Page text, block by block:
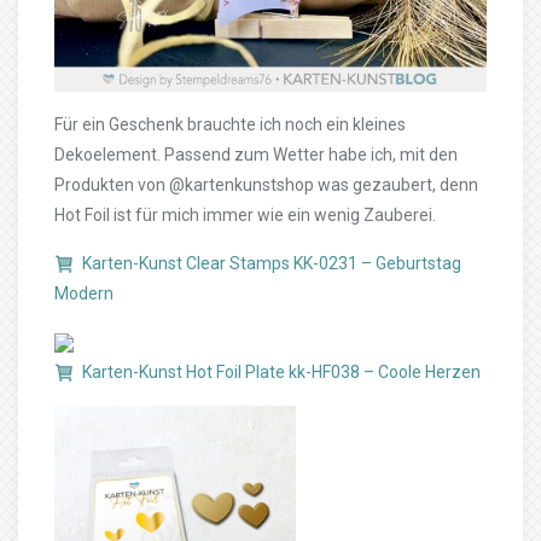
Für ein Geschenk brauchte ich noch ein kleines
Dekoelement. Passend zum Wetter habe ich, mit den
Produkten von @kartenkunstshop was gezaubert, denn
Hot Foil ist für mich immer wie ein wenig Zauberei.
Karten-Kunst Clear Stamps KK-0231 – Geburtstag
Modern
Karten-Kunst Hot Foil Plate kk-HF038 – Coole Herzen